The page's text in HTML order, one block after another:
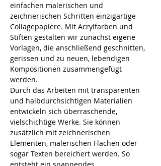
einfachen malerischen und
zeichnerischen Schritten einzigartige
Collagepapiere. Mit Acrylfarben und
Stiften gestalten wir zunächst eigene
Vorlagen, die anschließend geschnitten,
gerissen und zu neuen, lebendigen
Kompositionen zusammengefügt
werden.
Durch das Arbeiten mit transparenten
und halbdurchsichtigen Materialien
entwickeln sich überraschende,
vielschichtige Werke. Sie können
zusätzlich mit zeichnerischen
Elementen, malerischen Flächen oder
sogar Texten bereichert werden. So